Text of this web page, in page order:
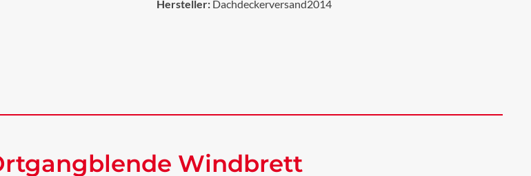
Hersteller: Dachdeckerversand2014
Windbrett